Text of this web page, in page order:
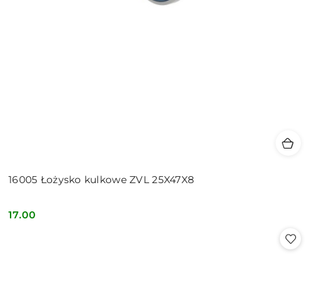
16005 Łożysko kulkowe ZVL 25X47X8
Cena:
17.00